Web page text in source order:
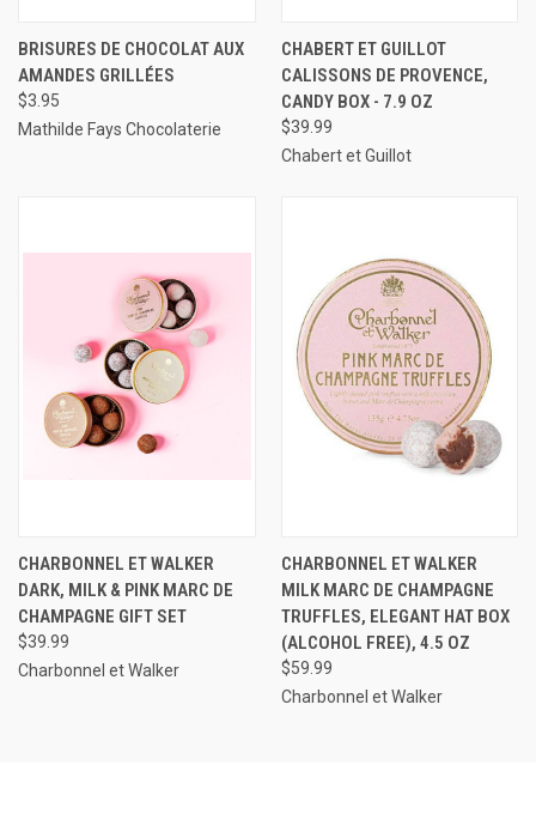
BRISURES DE CHOCOLAT AUX
AMANDES GRILLÉES
$3.95
Mathilde Fays Chocolaterie
CHABERT ET GUILLOT
CALISSONS DE PROVENCE,
CANDY BOX - 7.9 OZ
$39.99
Chabert et Guillot
CHARBONNEL ET WALKER
DARK, MILK & PINK MARC DE
CHAMPAGNE GIFT SET
$39.99
Charbonnel et Walker
CHARBONNEL ET WALKER
MILK MARC DE CHAMPAGNE
TRUFFLES, ELEGANT HAT BOX
(ALCOHOL FREE), 4.5 OZ
$59.99
Charbonnel et Walker